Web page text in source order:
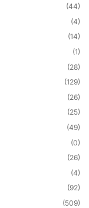
(44)
(4)
(14)
(1)
(28)
(129)
(26)
(25)
(49)
(0)
(26)
(4)
(92)
(509)